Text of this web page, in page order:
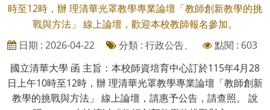
時至12時，辦 理清華光罩教學專業論壇「教師創新教學的挑
戰與方法」 線上論壇，歡迎本校教師報名參加。
日期 : 2026-04-22
分類 : 行政公告、
點閱 : 603
國立清華大學 函 主旨：本校師資培育中心訂於115年4月28
日上午10時至12時，辦 理清華光罩教學專業論壇「教師創新
教學的挑戰與方法」 線上論壇，請惠予公告，請查照。 說